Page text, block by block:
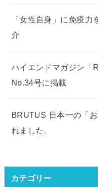
「女性自身」に免疫
介
ハイエンドマガジン「
No.34号に掲載
BRUTUS 日本一の「
れました。
カテゴリー